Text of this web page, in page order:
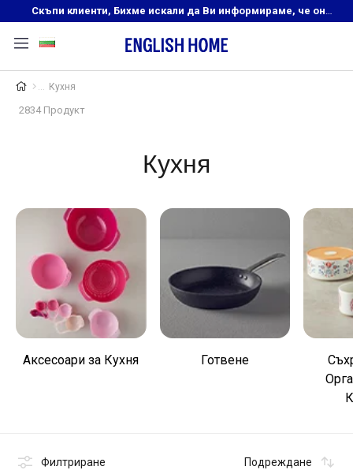
Скъпи клиенти, Бихме искали да Ви информираме, че онлайн магазинът на English Home преустановява своята дейност. Прекрасният ни и усмихнат екип ,Ви очаква в нашите физически магазини, където ще откриете любимите си продукти! Благодарим Ви, че сте част от семейството на Еnglish Home!
Кухня
2834 Продукт
Кухня
Аксесоари за Кухня Готвене
Филтриране Подреждане